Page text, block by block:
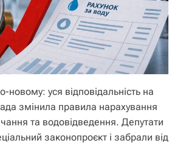
новому: уся відповідальність на
змінила правила нарахування
та водовідведення. Депутати
законопроєкт і забрали від